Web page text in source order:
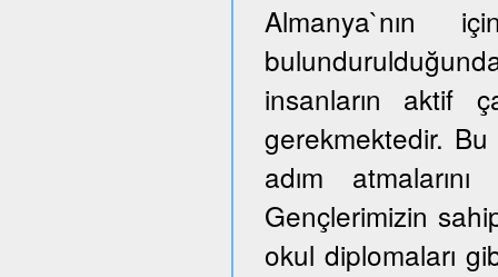
Almanya`nın
insanların aktif
gerekmektedir.
adım
Gençlerimizin
okul diplomaları